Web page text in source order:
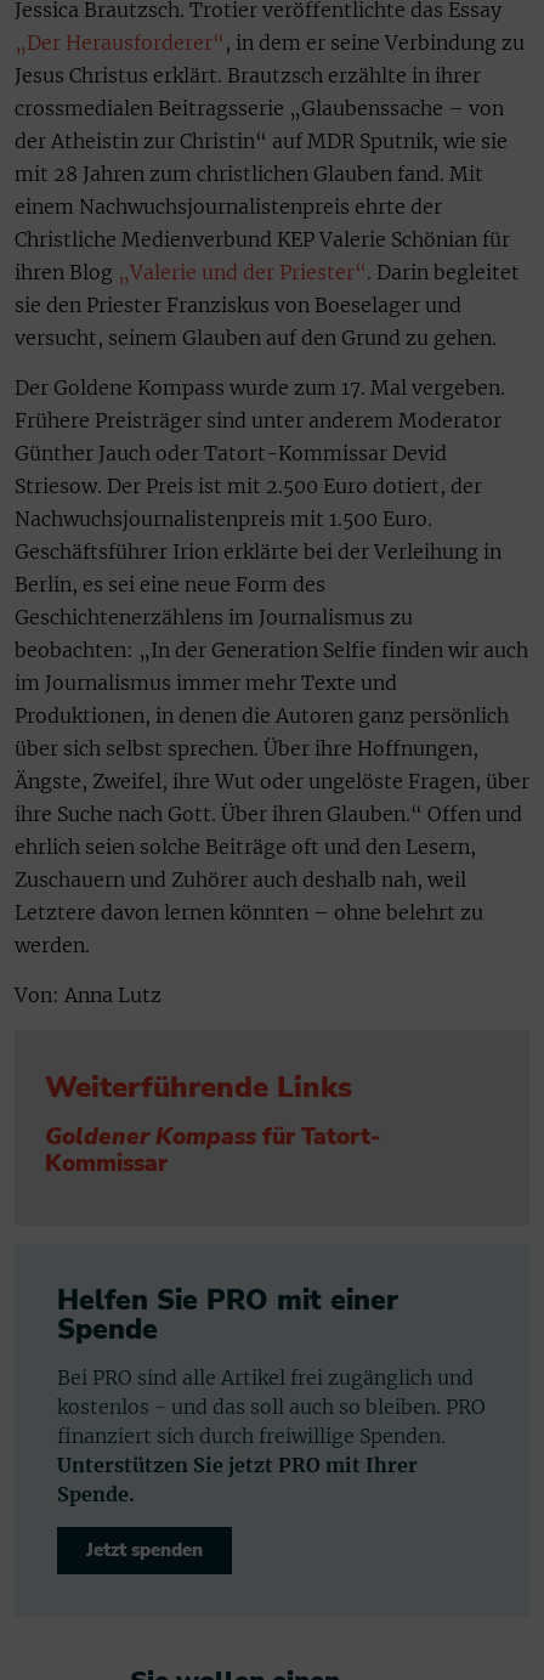
Jessica Brautzsch. Trotier veröffentlichte das Essay
„Der Herausforderer“ , in dem er seine Verbindung zu
Jesus Christus erklärt. Brautzsch erzählte in ihrer
crossmedialen Beitragsserie „Glaubenssache – von
der Atheistin zur Christin“ auf MDR Sputnik, wie sie
mit 28 Jahren zum christlichen Glauben fand. Mit
einem Nachwuchsjournalistenpreis ehrte der
Christliche Medienverbund KEP Valerie Schönian für
ihren Blog „Valerie und der Priester“. Darin begleitet
sie den Priester Franziskus von Boeselager und
versucht, seinem Glauben auf den Grund zu gehen.
Der Goldene Kompass wurde zum 17. Mal vergeben.
Frühere Preisträger sind unter anderem Moderator
Günther Jauch oder Tatort-Kommissar Devid
Striesow. Der Preis ist mit 2.500 Euro dotiert, der
Nachwuchsjournalistenpreis mit 1.500 Euro.
Geschäftsführer Irion erklärte bei der Verleihung in
Berlin, es sei eine neue Form des
Geschichtenerzählens im Journalismus zu
beobachten: „In der Generation Selfie finden wir auch
im Journalismus immer mehr Texte und
Produktionen, in denen die Autoren ganz persönlich
über sich selbst sprechen. Über ihre Hoffnungen,
Ängste, Zweifel, ihre Wut oder ungelöste Fragen, über
ihre Suche nach Gott. Über ihren Glauben.“ Offen und
ehrlich seien solche Beiträge oft und den Lesern,
Zuschauern und Zuhörer auch deshalb nah, weil
Letztere davon lernen könnten – ohne belehrt zu
werden.
Von: Anna Lutz
Weiterführende Links
Goldener Kompassfür Tatort-
Kommissar
Helfen Sie PRO mit einer
Spende
Bei PRO sind alle Artikel frei zugänglich und
kostenlos - und das soll auch so bleiben. PRO
finanziert sich durch freiwillige Spenden.
Unterstützen Sie jetzt PRO mit Ihrer
Spende.
Jetzt spenden